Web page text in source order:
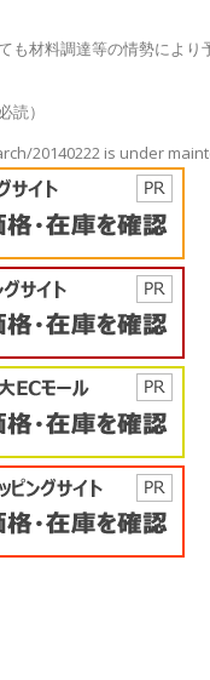
材料調達等の情勢により
読）
20140222 is under